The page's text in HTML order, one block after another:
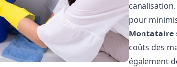
pour
Montataire
coûts des
également